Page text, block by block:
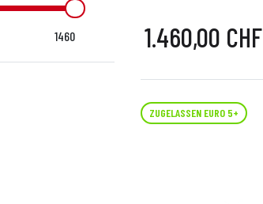
1460 1.460,00 CHF
ZUGELASSEN EURO 5+